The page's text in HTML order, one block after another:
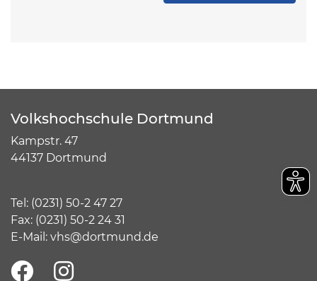
Volkshochschule Dortmund
Kampstr. 47
44137 Dortmund
Tel: (0231) 50-2 47 27
Fax: (0231) 50-2 24 31
E-Mail: vhs@dortmund.de